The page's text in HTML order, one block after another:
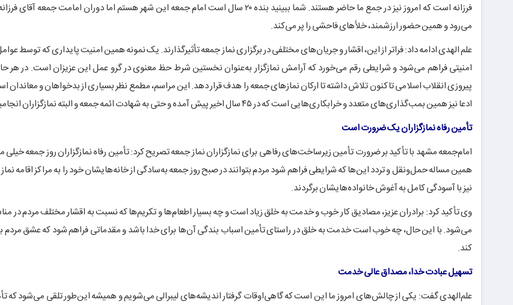
فرزانه است که امروز نیز در جمع ما حاضر هستند. شما ببینید بنده ۲۰ سال است امام جمعه این شهر هستم اما دوران امامت
می‌رود و همین حضور ارزشمند، خلأهای فاحشی را پر می‌کند.
علم الهدی ادامه داد: فراتر از این، اقشار و جریان‌های مختلفی در برگزاری نماز جمعه تأثیرگذارند. یک نمونه همین امنیت پایداری که توسط
امنیتی فراهم می‌شود و شرایطی رقم می‌خورد که آرامش نمازگزار به‌عنوان نخستین شرط حظ معنوی در گرو عمل این عزیزان است. در هر
پیروزی انقلاب اسلامی تاکنون تلاش داشته تا ارکان نمازهای جمعه را هدف قرار دهد. این مراسم، مطمع نظر بسیاری از بدخواهان و معاندان
ادعا نیز همین بمب‌گذاری‌های متعدد و خرابکاری‌هایی است که در ۴۵ سال اخیر پیش آمده و حتی به شهادت ائمه جمعه و البته نمازگزاران انجامیده است.
تأمین رفاه نمازگزاران یک ضرورت است
امام‌جمعه مشهد با تأکید بر ضرورت تأمین زیرساخت‌های رفاهی برای نمازگزاران نماز جمعه تصریح کرد: تأمین رفاه نمازگزاران روز جمعه
همین مساله حمل‌ونقل و تردد این‌ها که شرایطی فراهم شود مردم بتوانند در صبح روز جمعه به‌سادگی از خانه‌هایشان خود را به مراکز اقامه
نیز با آسودگی کامل به آغوش خانواده‌هایشان برگردند.
وی تأکید کرد: برادران عزیز، مصادیق کار خوب و خدمت به خلق زیاد است و چه بسیار اطعام‌ها و تکریم‌ها که نسبت به اقشار مختلف مردم در
می‌شود. با این حال، چه خوب است خدمت به خلق در راستای تأمین اسباب بندگی آن‌ها برای خدا باشد و مقدماتی فراهم شود که عشق مردم به
کند.
تسهیل عبادت خدا، مصداق عالی خدمت
علم‌الهدی گفت: یکی از چالش‌های امروز ما این است که گاهی‌اوقات گرفتار اندیشه‌های لیبرالی می‌شویم و همیشه این‌طور تلقی می‌شود که